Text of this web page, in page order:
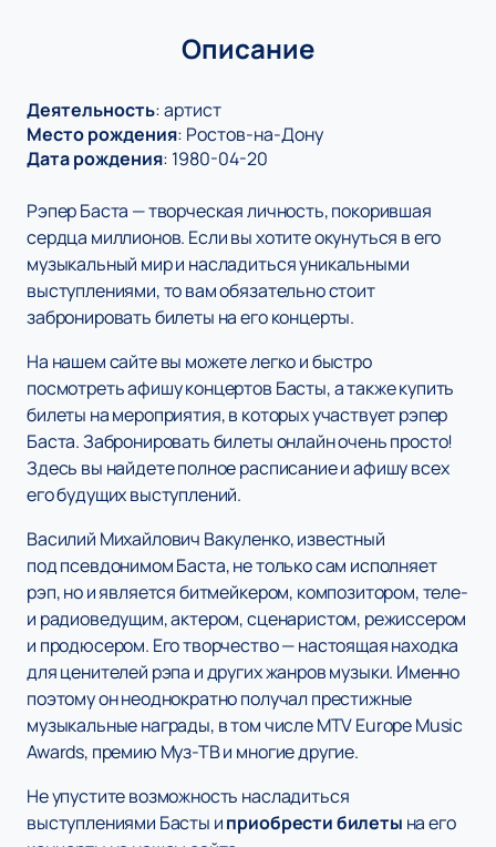
Описание
Деятельность:артист
Место рождения: Ростов-на-Дону
Дата рождения: 1980-04-20
Рэпер Баста — творческая личность, покорившая
сердца миллионов. Если вы хотите окунуться в его
музыкальный мир и насладиться уникальными
выступлениями, то вам обязательно стоит
забронировать билеты на его концерты.
На нашем сайте вы можете легко и быстро
посмотреть афишу концертов Басты, а также купить
билеты на мероприятия, в которых участвует рэпер
Баста. Забронировать билеты онлайн очень просто!
Здесь вы найдете полное расписание и афишу всех
его будущих выступлений.
Василий Михайлович Вакуленко, известный
под псевдонимом Баста, не только сам исполняет
рэп, но и является битмейкером, композитором, теле-
и радиоведущим, актером, сценаристом, режиссером
и продюсером. Его творчество — настоящая находка
для ценителей рэпа и других жанров музыки. Именно
поэтому он неоднократно получал престижные
музыкальные награды, в том числе MTV Europe Music
Awards, премию Муз-ТВ и многие другие.
Не упустите возможность насладиться
выступлениями Басты иприобрести билеты на его